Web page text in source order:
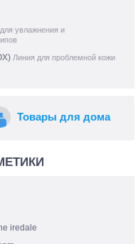
увлажнения и
Линия для проблемной кожи
Товары для дома
iredale